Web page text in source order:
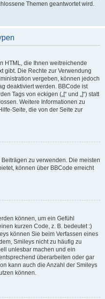
Themen geantwortet wird.
HTML, die Ihnen weitreichende
gibt. Die Rechte zur Verwendung
vergeben, können jedoch
deaktiviert werden. BBCode ist
Tags von eckigen („[“ und „]“) statt
Weitere Informationen zu
Seite, die von der Seite zur
zu verwenden. Die meisten
können über BBCode erreicht
können, um ein Gefühl
kurzen Code, z. B. bedeutet :)
können Sie beim Verfassen eines
Smileys nicht zu häufig zu
unlesbar machen und ein
überarbeiten oder gar
kann auch die Anzahl der Smileys
können.